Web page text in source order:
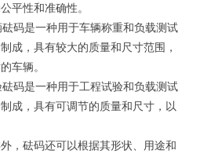
平性和准确性。
码是一种用于车辆称重和负载测试
成，具有较大的质量和尺寸范围，
车辆。
码是一种用于工程试验和负载测试
成，具有可调节的质量和尺寸，以
，砝码还可以根据其形状、用途和